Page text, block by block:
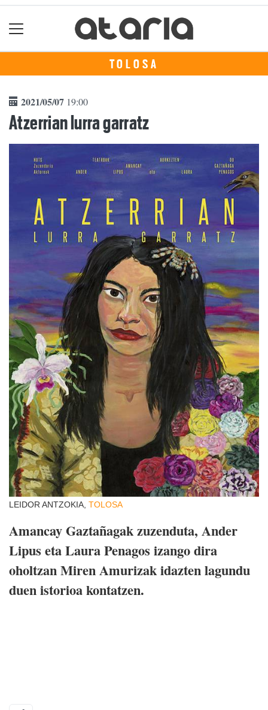
TOLOSA
2021/05/07 19:00
Atzerrian lurra garratz
LEIDOR ANTZOKIA, TOLOSA
Amancay Gaztañagak zuzenduta, Ander
Lipus eta Laura Penagos izango dira
oholtzan Miren Amurizak idazten lagundu
duen istorioa kontatzen.